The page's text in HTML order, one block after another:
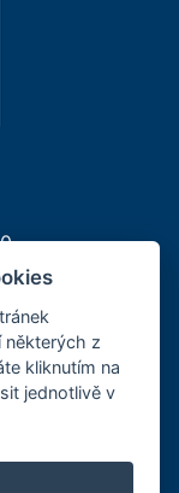
některých z
kliknutím na
jednotlivě v